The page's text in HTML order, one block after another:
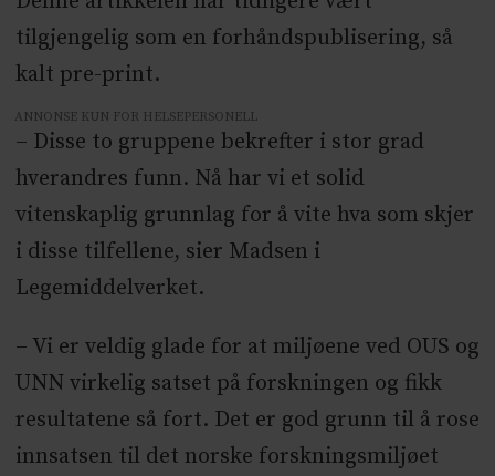
tilgjengelig som en forhåndspublisering, så
kalt pre-print.
ANNONSE KUN FOR HELSEPERSONELL
– Disse to gruppene bekrefter i stor grad
hverandres funn. Nå har vi et solid
vitenskaplig grunnlag for å vite hva som skjer
i disse tilfellene, sier Madsen i
Legemiddelverket.
– Vi er veldig glade for at miljøene ved OUS og
UNN virkelig satset på forskningen og fikk
resultatene så fort. Det er god grunn til å rose
innsatsen til det norske forskningsmiljøet